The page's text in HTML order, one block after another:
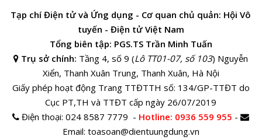
Tạp chí Điện tử và Ứng dụng - Cơ quan chủ quản: Hội Vô
tuyến - Điện tử Việt Nam
Tổng biên tập: PGS.TS Trần Minh Tuấn
Trụ sở chính: Tầng 4, số 9 (Lô TT01-07, số 103) Nguyễn
Xiển, Thanh Xuân Trung, Thanh Xuân, Hà Nội
Giấy phép hoạt động Trang TTĐTTH số: 134/GP-TTĐT do
Cục PT,TH và TTĐT cấp ngày 26/07/2019
Điện thoại:024 8587 7779 - Hotline: 0936 559 955 -
Email: toasoan@dientuungdung.vn